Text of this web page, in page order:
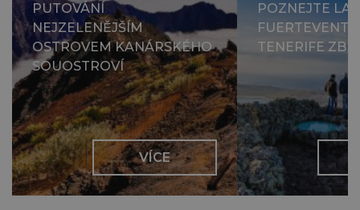
PUTOVÁNÍ
NEJZELENĚJŠÍM
OSTROVEM KANÁRSKÉHO
SOUOSTROVÍ
VÍCE
POZNEJTE
TENERIFE